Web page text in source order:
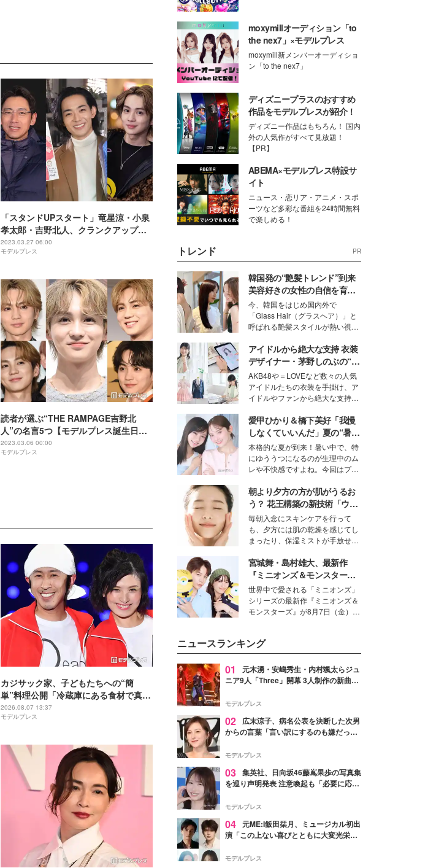
「スタンドUPスタート」竜星涼・小泉
孝太郎・吉野北人、クランクアップで
思い溢れる「僕自身心を動かされまし
た」
2023.03.27 06:00
モデルプレス
読者が選ぶ“THE RAMPAGE吉野北
人”の名言5つ【モデルプレス誕生日企
画／読者アンケート結果】
2023.03.06 00:00
モデルプレス
カジサック家、子どもたちへの“簡
単”料理公開「冷蔵庫にある食材で真似
できそう」「大人も喜びそうなメニュ
ー」の声
2026.08.07 13:37
モデルプレス
moxymillオーディション「to
the nex7」×モデルプレス
moxymill新メンバーオーディショ
ン「to the nex7」
ディズニープラスのおすすめ
作品をモデルプレスが紹介！
ディズニー作品はもちろん！ 国内
外の人気作がすべて見放題！
【PR】
ABEMA×モデルプレス特設サ
イト
ニュース・恋リア・アニメ・スポ
ーツなど多彩な番組を24時間無料
で楽しめる！
トレンド PR
韓国発の“艶髪トレンド”到来
美容好きの女性の自信を育む
「ヘアケア事情」って？
今、韓国をはじめ国内外で
「Glass Hair（グラスヘア）」と
呼ばれる艶髪スタイルが熱い視線
ションの完成度を高めるベースと
して、“髪そのものの美しさ”に改
めて注目する人が増えている様
子。今回は、そんな憧れの艶やか
な髪を日常で叶える、美容好きの
女性たちのヘアケア事情を紹介し
ます。
アイドルから絶大な支持 衣装
デザイナー・茅野しのぶの“可
愛い”を作る美学＜「シチズン
クロスシー」インタビュー＞
AKB48や＝LOVEなど数々の人気
アイドルたちの衣装を手掛け、ア
イドルやファンから絶大な支持を
取締役兼クリエイティブディレク
ター・茅野しのぶ。一人ひとりの
個性に寄り添い、魅力を引き出す
衣装作りは、多くの女性たちに勇
気と自信を与え続けている。
愛甲ひかり＆橋下美好「我慢
しなくていいんだ」夏の“暑さ
対策”の新しい選択肢とは？
本格的な夏が到来！暑い中で、特
にゆううつになるのが生理中のム
レや不快感ですよね。今回はプラ
モデル・愛甲ひかりさんと橋下美
好さんを迎えて本音で女子会トー
ク。猛暑のお出かけを快適に過ご
すヒントや、2人が感動した夏の
生理の新常識にも迫りました。
朝より夕方の方が肌がうるお
う？ 花王構築の新技術「ウォ
ーターキャプチャリングスキ
ン（捕水肌）」がスキンケア
の常識を変える予感
毎朝入念にスキンケアを行って
も、夕方には肌の乾燥を感じてし
まったり、保湿ミストが手放せな
な美容の常識を大きく変える可能
性を秘めた、革新的な「Water
Capturing Skin（ウォーターキャ
プチャリングスキン：捕水肌）」
技術を、花王が構築した。
宮城舞・島村雄大、最新作
『ミニオンズ＆モンスター
ズ』の魅力熱弁 ハチャメチャ
だけじゃない“友情と絆”に感
動
世界中で愛される「ミニオンズ」
シリーズの最新作『ミニオンズ＆
モンスターズ』が8月7日（金）に
デルの宮城舞と島村雄大の特別対
談をお届け！それぞれの視点か
ら、今作ならではの魅力や予想外
の感動をもたらす奥深いストーリ
た。
ニュースランキング
01
元木湧・安嶋秀生・内村颯太らジュ
ニア9人「Three」開幕 3人制作の新曲＆
進んで夢を掴みたい」【ゲネプロレポ】
モデルプレス
02
広末涼子、病名公表を決断した次男
からの言葉「言い訳にするのも嫌だっ
モデルプレス
03 集英社、日向坂46藤嶌果歩の写真集
を巡り声明発表 注意喚起も「必要に応じ
モデルプレス
04 元ME:I飯田栞月、ミュージカル初出
演「この上ない喜びとともに大変光栄」
ャスト発表
モデルプレス